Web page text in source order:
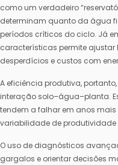
como um verdadeiro
determinam quanto da água
períodos críticos do ciclo. Já
características permite ajustar
desperdícios e custos com
A eficiência produtiva,
interação solo–água–planta.
tendem a falhar em anos
variabilidade de produtividade
O uso de diagnósticos
gargalos e orientar decisões